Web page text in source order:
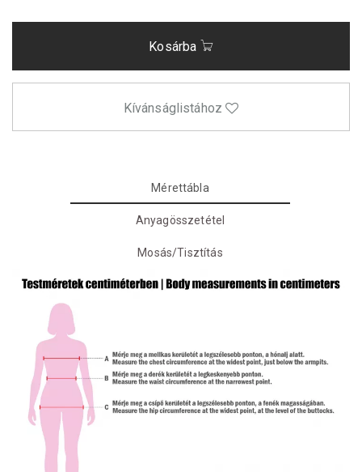
Kosárba
Kívánságlistához
Mérettábla
Anyagösszetétel
Mosás/Tisztítás